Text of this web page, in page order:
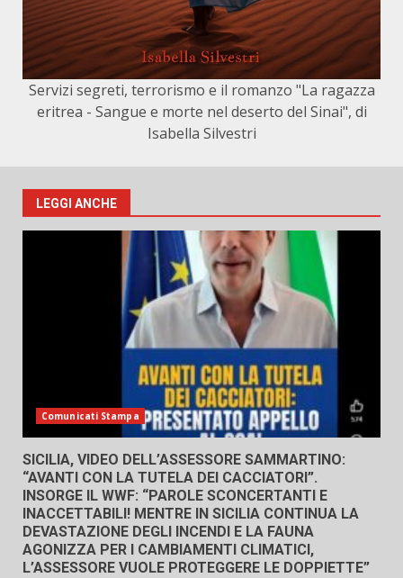
Servizi segreti, terrorismo e il romanzo "La ragazza
eritrea - Sangue e morte nel deserto del Sinai", di
Isabella Silvestri
LEGGI ANCHE
Comunicati Stampa
SICILIA, VIDEO DELL’ASSESSORE SAMMARTINO:
“AVANTI CON LA TUTELA DEI CACCIATORI”.
INSORGE IL WWF: “PAROLE SCONCERTANTI E
INACCETTABILI! MENTRE IN SICILIA CONTINUA LA
DEVASTAZIONE DEGLI INCENDI E LA FAUNA
AGONIZZA PER I CAMBIAMENTI CLIMATICI,
L’ASSESSORE VUOLE PROTEGGERE LE DOPPIETTE”